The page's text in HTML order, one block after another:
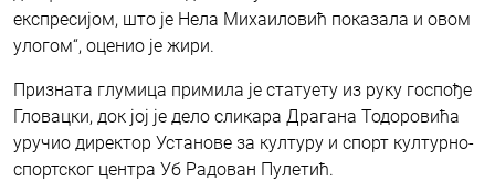
експресијом, што је Нела Михаиловић показала и овом
улогом“, оценио је жири.
Призната глумица примила је статуету из руку госпође
Гловацки, док јој је дело сликара Драгана Тодоровића
уручио директор Установе за културу и спорт културно-
спортског центра Уб Радован Пулетић.